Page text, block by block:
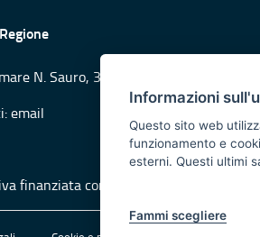
N. Sauro, 33 - 70121 Bari
email
finanziata con risorse del POR Puglia
Informazioni
Questo sito web
funzionamento e
esterni. Questi ultimi
Fammi scegliere